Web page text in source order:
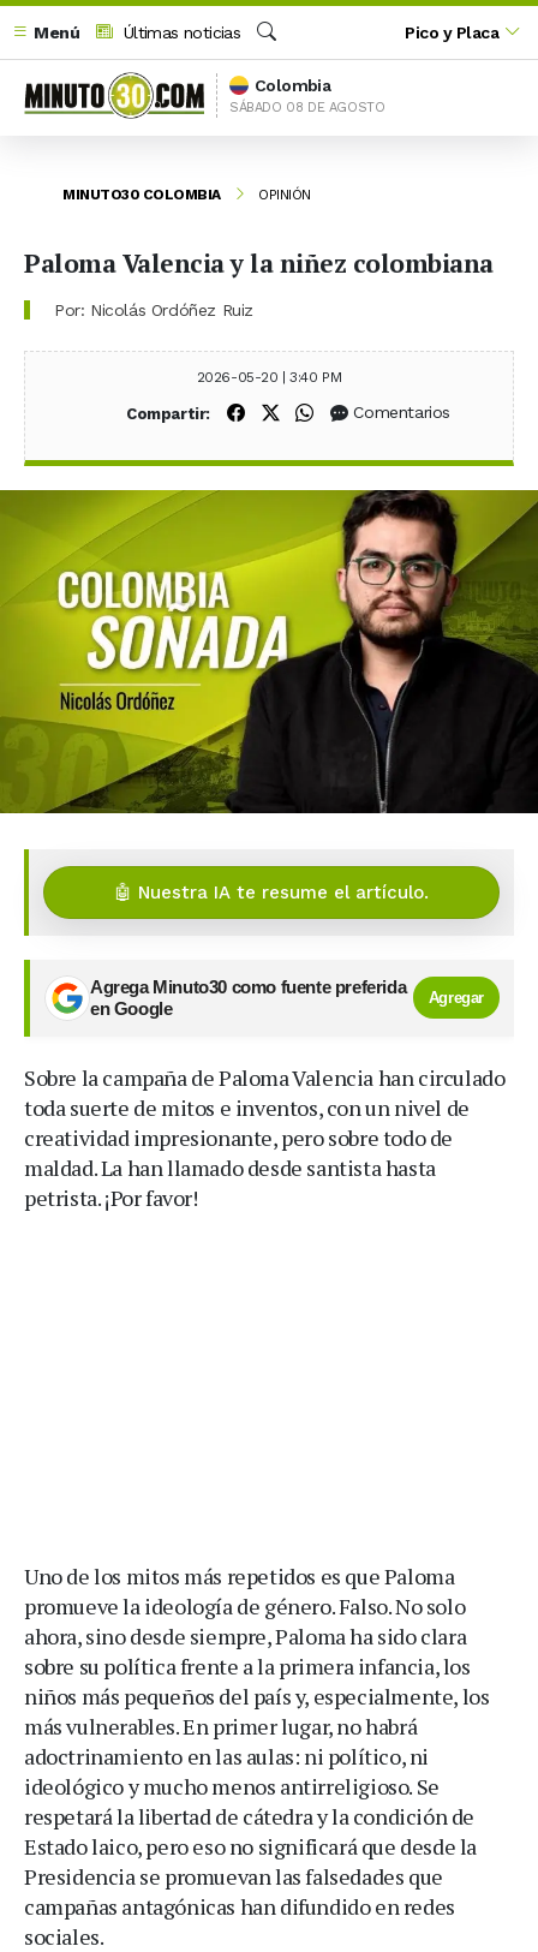
Menú
Últimas noticias
Buscar
Pico y Placa
Colombia
SÁBADO 08 DE AGOSTO
MINUTO30 COLOMBIA OPINIÓN
Paloma Valencia y la niñez colombiana
Por: Nicolás Ordóñez Ruiz
2026-05-20 | 3:40 PM
Compartir: Compartir en Facebook
Compartir en X (Twitter)
Compartir en WhatsApp
Comentarios
🤖 Nuestra IA te resume el artículo.
Agrega Minuto30 como fuente preferida
en Google
Agregar
Sobre la campaña de Paloma Valencia han circulado
toda suerte de mitos e inventos, con un nivel de
creatividad impresionante, pero sobre todo de
maldad. La han llamado desde santista hasta
petrista. ¡Por favor!
Uno de los mitos más repetidos es que Paloma
promueve la ideología de género. Falso. No solo
ahora, sino desde siempre, Paloma ha sido clara
sobre su política frente a la primera infancia, los
niños más pequeños del país y, especialmente, los
más vulnerables. En primer lugar, no habrá
adoctrinamiento en las aulas: ni político, ni
ideológico y mucho menos antirreligioso. Se
respetará la libertad de cátedra y la condición de
Estado laico, pero eso no significará que desde la
Presidencia se promuevan las falsedades que
campañas antagónicas han difundido en redes
sociales.